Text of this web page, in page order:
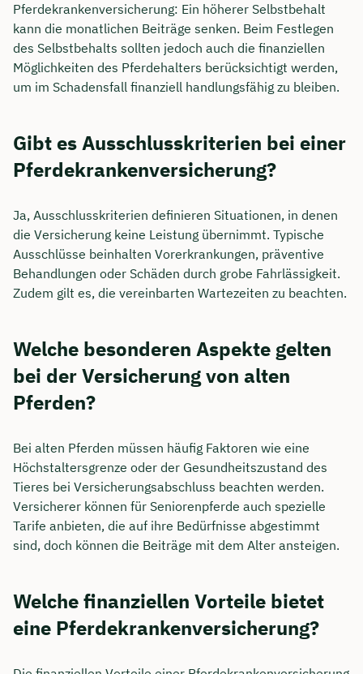
Pferdekrankenversicherung: Ein höherer Selbstbehalt
kann die monatlichen Beiträge senken. Beim Festlegen
des Selbstbehalts sollten jedoch auch die finanziellen
Möglichkeiten des Pferdehalters berücksichtigt werden,
um im Schadensfall finanziell handlungsfähig zu bleiben.
Gibt es Ausschlusskriterien bei einer
Pferdekrankenversicherung?
Ja, Ausschlusskriterien definieren Situationen, in denen
die Versicherung keine Leistung übernimmt. Typische
Ausschlüsse beinhalten Vorerkrankungen, präventive
Behandlungen oder Schäden durch grobe Fahrlässigkeit.
Zudem gilt es, die vereinbarten Wartezeiten zu beachten.
Welche besonderen Aspekte gelten
bei der Versicherung von alten
Pferden?
Bei alten Pferden müssen häufig Faktoren wie eine
Höchstaltersgrenze oder der Gesundheitszustand des
Tieres bei Versicherungsabschluss beachten werden.
Versicherer können für Seniorenpferde auch spezielle
Tarife anbieten, die auf ihre Bedürfnisse abgestimmt
sind, doch können die Beiträge mit dem Alter ansteigen.
Welche finanziellen Vorteile bietet
eine Pferdekrankenversicherung?